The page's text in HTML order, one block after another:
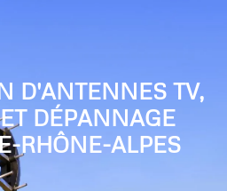
D'ANTENNES TV,
DÉPANNAGE
RHÔNE-ALPES